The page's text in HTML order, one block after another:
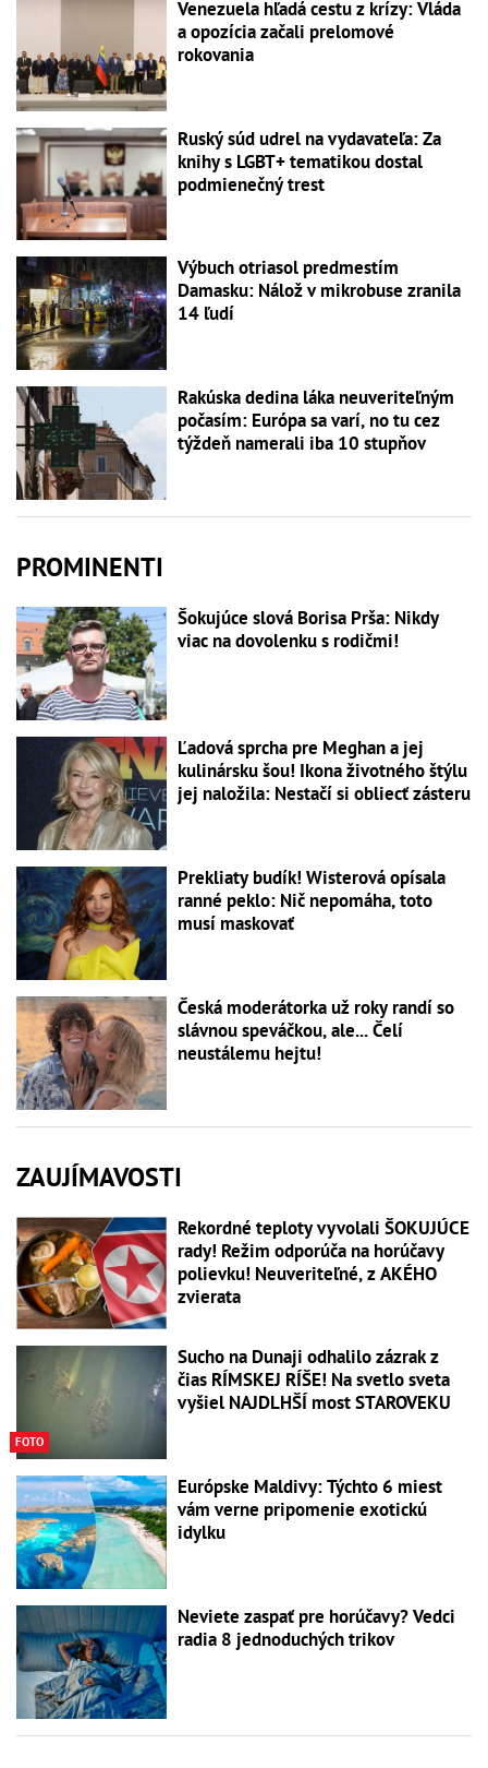
Venezuela hľadá cestu z krízy: Vláda
a opozícia začali prelomové
rokovania
Ruský súd udrel na vydavateľa: Za
knihy s LGBT+ tematikou dostal
podmienečný trest
Výbuch otriasol predmestím
Damasku: Nálož v mikrobuse zranila
14 ľudí
Rakúska dedina láka neuveriteľným
počasím: Európa sa varí, no tu cez
týždeň namerali iba 10 stupňov
PROMINENTI
Šokujúce slová Borisa Prša: Nikdy
viac na dovolenku s rodičmi!
Ľadová sprcha pre Meghan a jej
kulinársku šou! Ikona životného štýlu
jej naložila: Nestačí si obliecť zásteru
Prekliaty budík! Wisterová opísala
ranné peklo: Nič nepomáha, toto
musí maskovať
Česká moderátorka už roky randí so
slávnou speváčkou, ale... Čelí
neustálemu hejtu!
ZAUJÍMAVOSTI
Rekordné teploty vyvolali ŠOKUJÚCE
rady! Režim odporúča na horúčavy
polievku! Neuveriteľné, z AKÉHO
zvierata
FOTO
Sucho na Dunaji odhalilo zázrak z
čias RÍMSKEJ RÍŠE! Na svetlo sveta
vyšiel NAJDLHŠÍ most STAROVEKU
Európske Maldivy: Týchto 6 miest
vám verne pripomenie exotickú
idylku
Neviete zaspať pre horúčavy? Vedci
radia 8 jednoduchých trikov